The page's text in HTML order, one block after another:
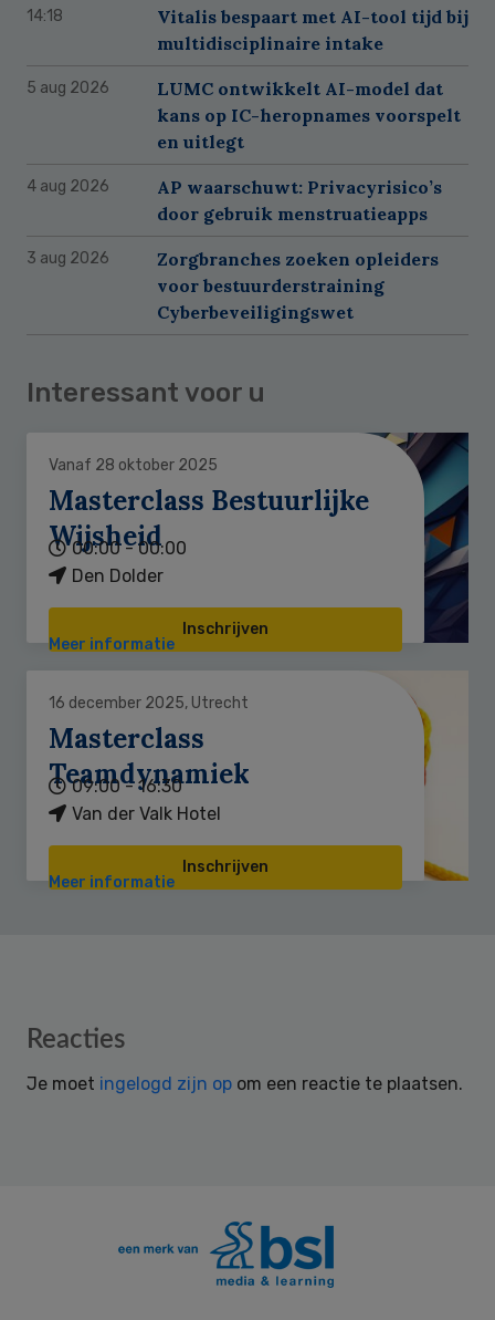
14:18
Vitalis bespaart met AI-tool tijd bij
multidisciplinaire intake
5 aug 2026
LUMC ontwikkelt AI-model dat
kans op IC-heropnames voorspelt
en uitlegt
4 aug 2026
AP waarschuwt: Privacyrisico’s
door gebruik menstruatieapps
3 aug 2026
Zorgbranches zoeken opleiders
voor bestuurderstraining
Cyberbeveiligingswet
Interessant voor u
Vanaf 28 oktober 2025
Masterclass Bestuurlijke
Wijsheid
00:00 - 00:00
Den Dolder
Inschrijven
Meer informatie
16 december 2025, Utrecht
Masterclass
Teamdynamiek
09:00 - 16:30
Van der Valk Hotel
Inschrijven
Meer informatie
Reader
Reacties
Je moet ingelogd zijn op om een reactie te plaatsen.